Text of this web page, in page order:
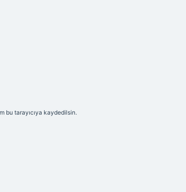
bu tarayıcıya kaydedilsin.